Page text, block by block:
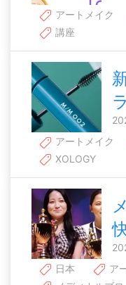
アートメイク
講座
ラ
アートメイク
XOLOGY
日本
ア